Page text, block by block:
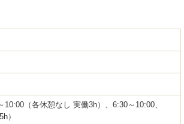
（各休憩なし 実働3h）、6:30～10:00、
）